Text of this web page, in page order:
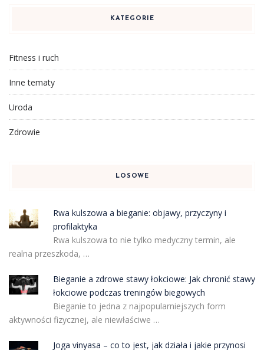
KATEGORIE
Fitness i ruch
Inne tematy
Uroda
Zdrowie
LOSOWE
Rwa kulszowa a bieganie: objawy, przyczyny i
profilaktyka
Rwa kulszowa to nie tylko medyczny termin, ale
realna przeszkoda, …
Bieganie a zdrowe stawy łokciowe: Jak chronić stawy
łokciowe podczas treningów biegowych
Bieganie to jedna z najpopularniejszych form
aktywności fizycznej, ale niewłaściwe …
Joga vinyasa – co to jest, jak działa i jakie przynosi